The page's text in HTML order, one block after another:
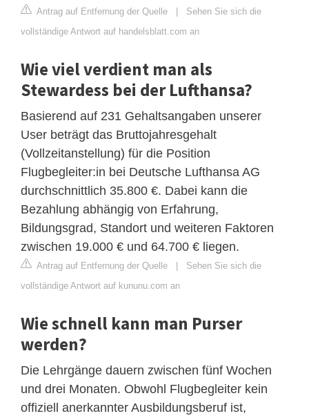
Antrag auf Entfernung der Quelle | Sehen Sie sich die
vollständige Antwort auf handelsblatt.com an
Wie viel verdient man als
Stewardess bei der Lufthansa?
Basierend auf 231 Gehaltsangaben unserer
User beträgt das Bruttojahresgehalt
(Vollzeitanstellung) für die Position
Flugbegleiter:in bei Deutsche Lufthansa AG
durchschnittlich 35.800 €. Dabei kann die
Bezahlung abhängig von Erfahrung,
Bildungsgrad, Standort und weiteren Faktoren
zwischen 19.000 € und 64.700 € liegen.
Antrag auf Entfernung der Quelle | Sehen Sie sich die
vollständige Antwort auf kununu.com an
Wie schnell kann man Purser
werden?
Die Lehrgänge dauern zwischen fünf Wochen
und drei Monaten. Obwohl Flugbegleiter kein
offiziell anerkannter Ausbildungsberuf ist,